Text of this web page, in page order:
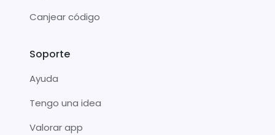
Canjear código
Soporte
Ayuda
Tengo una idea
Valorar app